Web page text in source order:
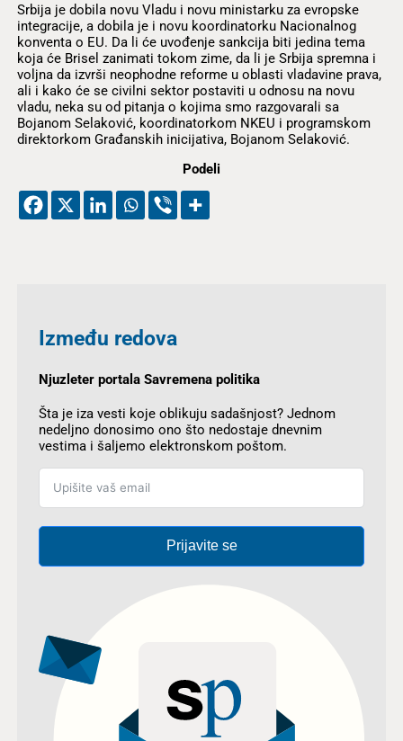
Srbija je dobila novu Vladu i novu ministarku za evropske
integracije, a dobila je i novu koordinatorku Nacionalnog
konventa o EU. Da li će uvođenje sankcija biti jedina tema
koja će Brisel zanimati tokom zime, da li je Srbija spremna i
voljna da izvrši neophodne reforme u oblasti vladavine prava,
ali i kako će se civilni sektor postaviti u odnosu na novu
vladu, neka su od pitanja o kojima smo razgovarali sa
Bojanom Selaković, koordinatorkom NKEU i programskom
direktorkom Građanskih inicijativa, Bojanom Selaković.
Podeli
Između redova
Njuzleter portala Savremena politika
Šta je iza vesti koje oblikuju sadašnjost? Jednom
nedeljno donosimo ono što nedostaje dnevnim
vestima i šaljemo elektronskom poštom.
Prijavite se